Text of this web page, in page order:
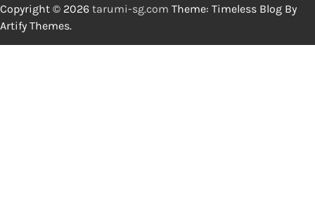
Copyright © 2026 tarumi-sg.com Theme: Timeless Blog By
Artify Themes.